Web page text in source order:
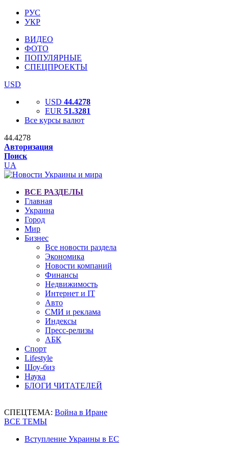
РУС
УКР
ВИДЕО
ФОТО
ПОПУЛЯРНЫЕ
СПЕЦПРОЕКТЫ
USD
USD 44.4278
EUR 51.3281
Все курсы валют
44.4278
Авторизация
Поиск
UA
ВСЕ РАЗДЕЛЫ
Главная
Украина
Город
Мир
Бизнес
Все новости раздела
Экономика
Новости компаний
Финансы
Недвижимость
Интернет и IT
Авто
СМИ и реклама
Индексы
Пресс-релизы
АБК
Спорт
Lifestyle
Шоу-биз
Наука
БЛОГИ ЧИТАТЕЛЕЙ
СПЕЦТЕМА: Война в Иране
ВСЕ ТЕМЫ
Вступление Украины в ЕС